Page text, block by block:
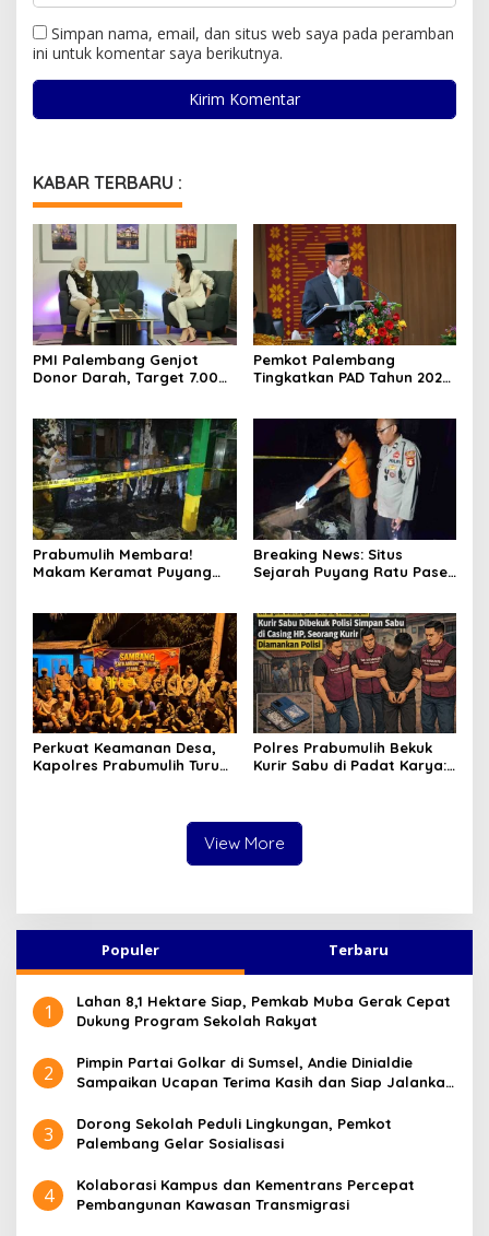
Simpan nama, email, dan situs web saya pada peramban
ini untuk komentar saya berikutnya.
KABAR TERBARU :
PMI Palembang Genjot
Donor Darah, Target 7.000
Pemkot Palembang
Tingkatkan PAD Tahun 2026
Prabumulih Membara!
Makam Keramat Puyang
dalam Semalam
Breaking News: Situs
Sejarah Puyang Ratu Pase
Perkuat Keamanan Desa,
Kapolres Prabumulih Turun
Polres Prabumulih Bekuk
Kurir Sabu di Padat Karya:
View More
Populer Terbaru
1
Lahan 8,1 Hektare Siap, Pemkab Muba Gerak Cepat
Dukung Program Sekolah Rakyat
2
Pimpin Partai Golkar di Sumsel, Andie Dinialdie
Sampaikan Ucapan Terima Kasih dan Siap Jalankan
3
Dorong Sekolah Peduli Lingkungan, Pemkot
Palembang Gelar Sosialisasi
4
Kolaborasi Kampus dan Kementrans Percepat
Pembangunan Kawasan Transmigrasi